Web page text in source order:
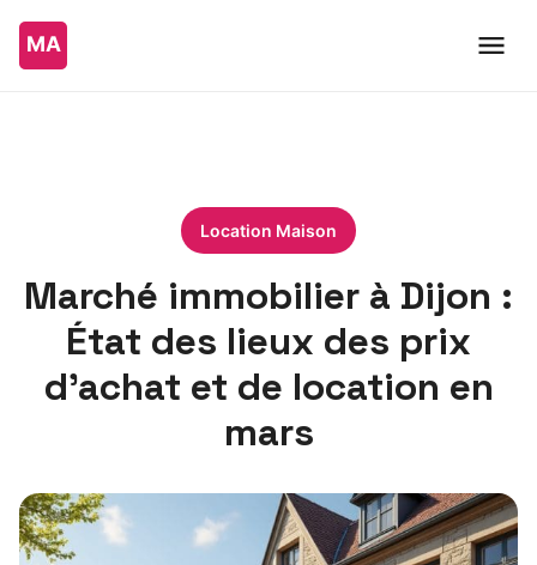
Location Maison
Marché immobilier à Dijon :
État des lieux des prix
d’achat et de location en
mars